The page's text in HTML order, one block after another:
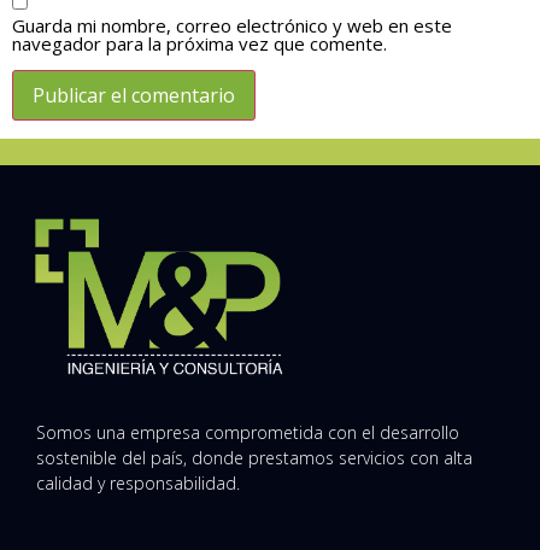
Guarda mi nombre, correo electrónico y web en este
navegador para la próxima vez que comente.
Somos una empresa comprometida con el desarrollo
sostenible del país, donde prestamos servicios con alta
calidad y responsabilidad.